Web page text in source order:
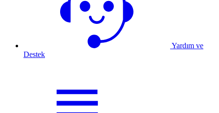
Yardım ve
Destek